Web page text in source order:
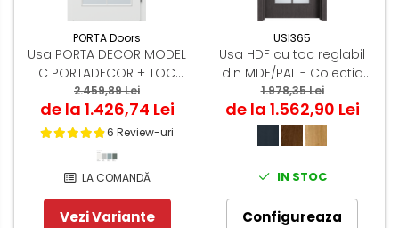
PORTA Doors
Usa PORTA DECOR MODEL
C PORTADECOR + TOC
PORTA SYSTEM
2.459,89 Lei
de la 1.426,74 Lei
6 Review-uri
LA COMANDĂ
Vezi Variante
USI365
Usa HDF cu toc reglabil
din MDF/PAL - Colectia
VINTAGE 5.5
1.978,35 Lei
de la 1.562,90 Lei
IN STOC
Configureaza